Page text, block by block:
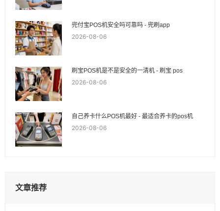
兜付宝POS机安全吗可靠吗 - 兜刷app
2026-08-06
刷宝POS机是不是安全的一清机 - 刷宝 pos
2026-08-06
自己养卡什么POS机最好 - 最适合养卡的pos机
2026-08-06
文章推荐